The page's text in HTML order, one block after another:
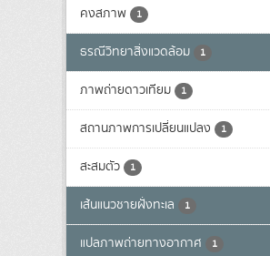
คงสภาพ 1
ธรณีวิทยาสิ่งแวดล้อม 1
ภาพถ่ายดาวเทียม 1
สถานภาพการเปลี่ยนแปลง 1
สะสมตัว 1
เส้นแนวชายฝั่งทะเล 1
แปลภาพถ่ายทางอากาศ 1